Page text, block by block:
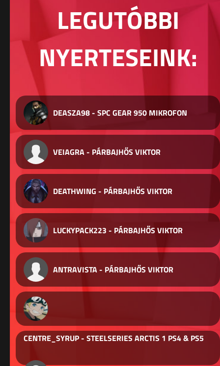
LEGUTÓBBI
NYERTESEINK:
DEASZA98 - SPC GEAR 950 MIKROFON
VEIAGRA - PÁRBAJHŐS VIKTOR
DEATHWING - PÁRBAJHŐS VIKTOR
LUCKYPACK223 - PÁRBAJHŐS VIKTOR
ANTRAVISTA - PÁRBAJHŐS VIKTOR
CENTRE_SYRUP - STEELSERIES ARCTIS 1 PS4 & PS5